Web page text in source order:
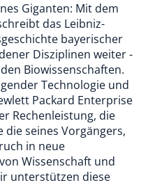
Giganten: Mit dem
das Leibniz-
bayerischer
Disziplinen weiter -
Biowissenschaften.
Technologie und
Packard Enterprise
Rechenleistung, die
seines Vorgängers,
in neue
Wissenschaft und
unterstützen diese